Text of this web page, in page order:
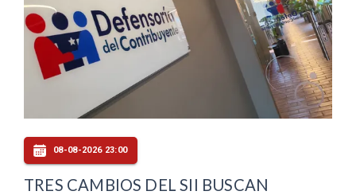
08-08-2026 23:00
TRES CAMBIOS DEL SII BUSCAN